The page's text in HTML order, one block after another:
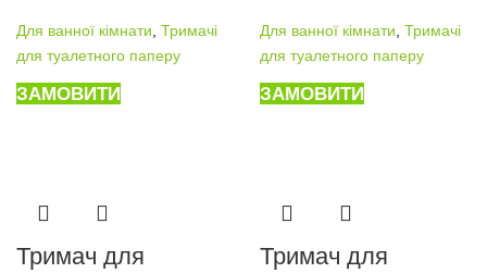
Для ванної кімнати Тримачі
для туалетного паперу
ЗАМОВИТИ
Для ванної кімнати Тримачі
для туалетного паперу
ЗАМОВИТИ
Тримач для
Тримач для